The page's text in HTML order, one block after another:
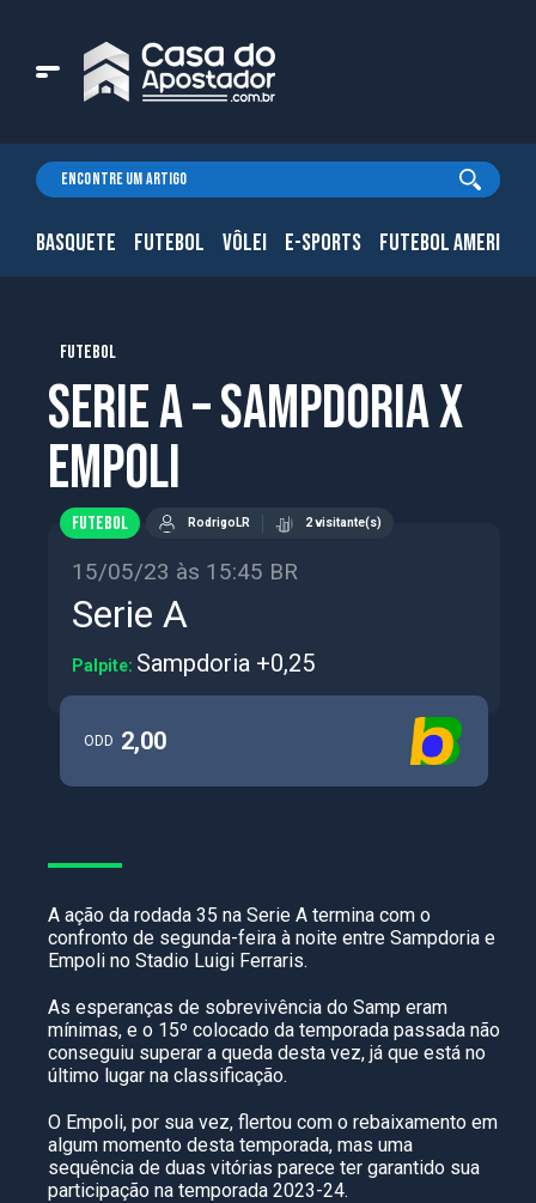
BASQUETE FUTEBOL VÔLEI E-SPORTS FUTEBOL
FUTEBOL
Serie A – Sampdoria X
Empoli
FUTEBOL RodrigoLR 2 visitante(s)
15/05/23 às 15:45 BR
Serie A
Palpite: Sampdoria +0,25
ODD 2,00
A ação da rodada 35 na Serie A termina com o
confronto de segunda-feira à noite entre Sampdoria e
Empoli no Stadio Luigi Ferraris.
As esperanças de sobrevivência do Samp eram
mínimas, e o 15º colocado da temporada passada não
conseguiu superar a queda desta vez, já que está no
último lugar na classificação.
O Empoli, por sua vez, flertou com o rebaixamento em
algum momento desta temporada, mas uma
sequência de duas vitórias parece ter garantido sua
participação na temporada 2023-24.